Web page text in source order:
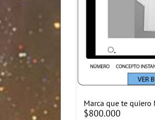
Marca que te quiero
$800.000